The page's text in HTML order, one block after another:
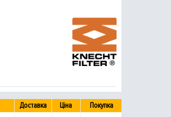
Доставка Ціна Покупка